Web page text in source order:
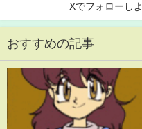
Xでフォローし
おすすめの記事